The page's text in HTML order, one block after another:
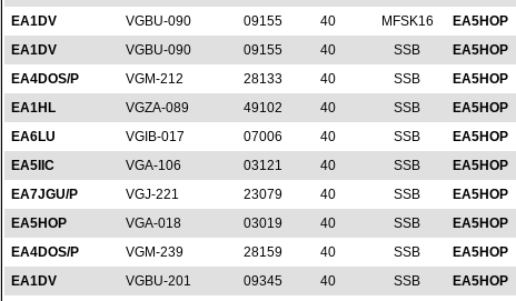
EA1DV
VGBU-090 09155 40 MFSK16 EA5HOP
EA1DV
VGBU-090 09155 40 SSB EA5HOP
EA4DOS/P
VGM-212 28133 40 SSB EA5HOP
EA1HL
VGZA-089 49102 40 SSB EA5HOP
EA6LU
VGIB-017 07006 40 SSB EA5HOP
EA5IIC
VGA-106 03121 40 SSB EA5HOP
EA7JGU/P
VGJ-221 23079 40 SSB EA5HOP
EA5HOP
VGA-018 03019 40 SSB EA5HOP
EA4DOS/P
VGM-239 28159 40 SSB EA5HOP
EA1DV
VGBU-201 09345 40 SSB EA5HOP